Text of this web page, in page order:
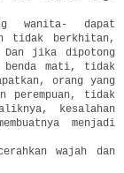
wanita- dapat
tidak berkhitan,
Dan jika dipotong
benda mati, tidak
orang yang
tidak
kesalahan
menjadi
wajah dan